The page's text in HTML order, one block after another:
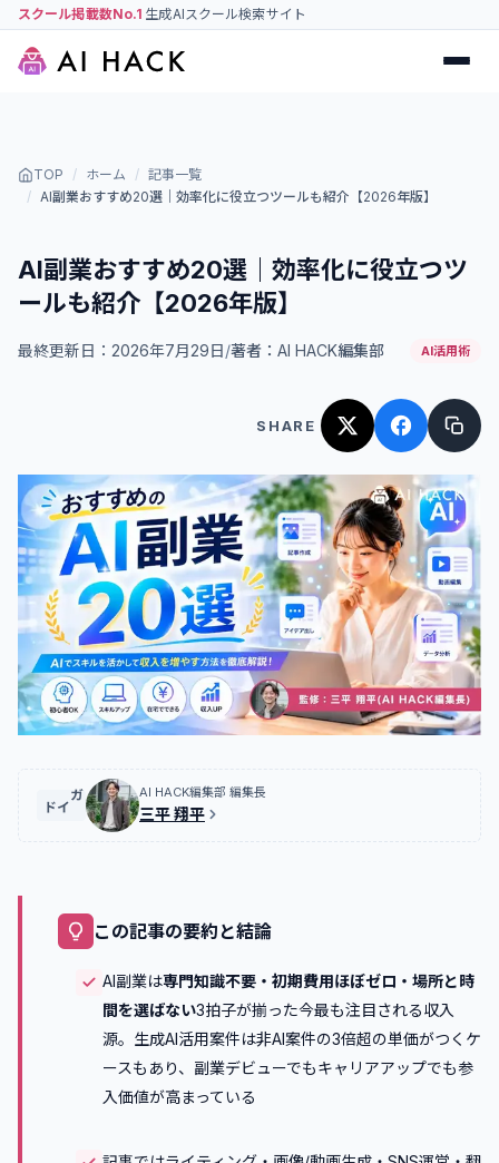
スクール掲載数No.1 生成AIスクール検索サイト
TOP / ホーム / 記事一覧
/ AI副業おすすめ20選｜効率化に役立つツールも紹介【2026年版】
AI副業おすすめ20選｜効率化に役立つツ
ールも紹介【2026年版】
最終更新日： 2026年7月29日/著者： AI HACK編集部 AI活用術
SHARE
ガイド
AI HACK編集部 編集長
三平 翔平
この記事の要約と結論
AI副業は専門知識不要・初期費用ほぼゼロ・場所と時
間を選ばない3拍子が揃った今最も注目される収入
源。生成AI活用案件は非AI案件の3倍超の単価がつくケ
ースもあり、副業デビューでもキャリアアップでも参
入価値が高まっている